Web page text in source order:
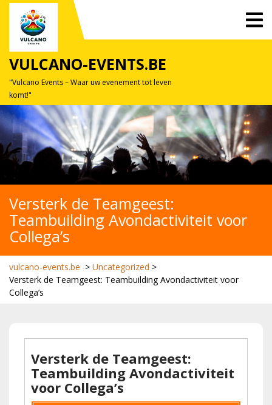
Skip
content
VULCANO-EVENTS.BE
"Vulcano Events – Waar uw evenement tot leven
komt!"
Versterk de Teamgeest:
Teambuilding Avondactiviteit voor
Collega’s
vulcano-events.be > Uncategorized >
Versterk de Teamgeest: Teambuilding Avondactiviteit voor
Collega’s
Versterk de Teamgeest:
Teambuilding Avondactiviteit
voor Collega’s